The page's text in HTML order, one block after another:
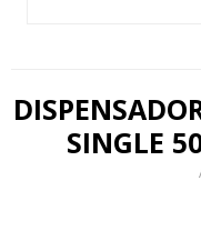
SINGLE